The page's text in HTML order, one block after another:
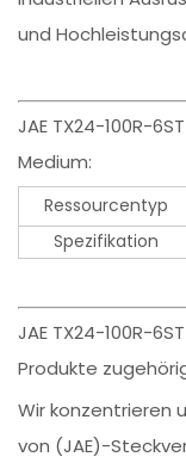
und
JAE TX24-100R-
Medium:
Ressourcentyp
Spezifikation
JAE TX24-100R-
Produkte
Wir konzentrieren
von (JAE)-